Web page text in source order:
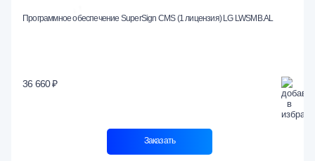
Программное обеспечение SuperSign CMS (1 лицензия) LG LWSMB.AL
36 660 ₽
Заказать